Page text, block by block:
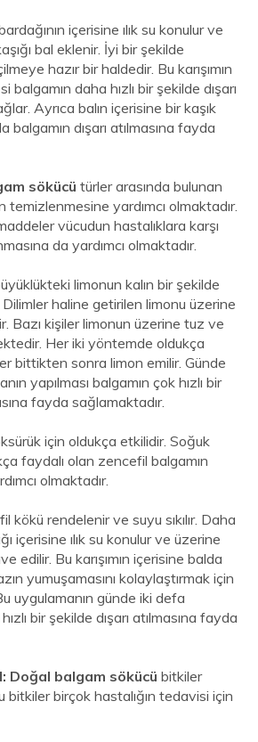
içerisine ılık su konulur ve
bal eklenir. İyi bir şekilde
hazır bir haldedir. Bu karışımın
balgamın daha hızlı bir şekilde dışarı
Ayrıca balın içerisine bir kaşık
balgamın dışarı atılmasına fayda
sökücü türler arasında bulunan
temizlenmesine yardımcı olmaktadır.
vücudun hastalıklara karşı
da yardımcı olmaktadır.
limonun kalın bir şekilde
haline getirilen limonu üzerine
Bazı kişiler limonun üzerine tuz ve
Her iki yöntemde oldukça
bittikten sonra limon emilir. Günde
yapılması balgamın çok hızlı bir
fayda sağlamaktadır.
için oldukça etkilidir. Soğuk
faydalı olan zencefil balgamın
olmaktadır.
kökü rendelenir ve suyu sıkılır. Daha
içerisine ılık su konulur ve üzerine
edilir. Bu karışımın içerisine balda
yumuşamasını kolaylaştırmak için
uygulamanın günde iki defa
bir şekilde dışarı atılmasına fayda
Doğal balgam sökücü bitkiler
bitkiler birçok hastalığın tedavisi için